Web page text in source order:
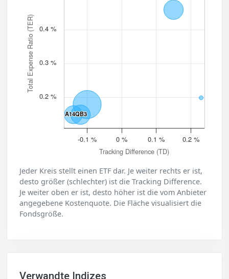
Tracking Difference (TD)
Total Expense Ratio (TER)
A14QB3
A14QB3
-0.1 % 0 % 0.1 % 0.2 %
0.2 %
0.3 %
0.4 %
Jeder Kreis stellt einen ETF dar. Je weiter rechts er ist,
desto größer (schlechter) ist die Tracking Difference.
Je weiter oben er ist, desto höher ist die vom Anbieter
angegebene Kostenquote. Die Fläche visualisiert die
Fondsgröße.
Verwandte Indizes